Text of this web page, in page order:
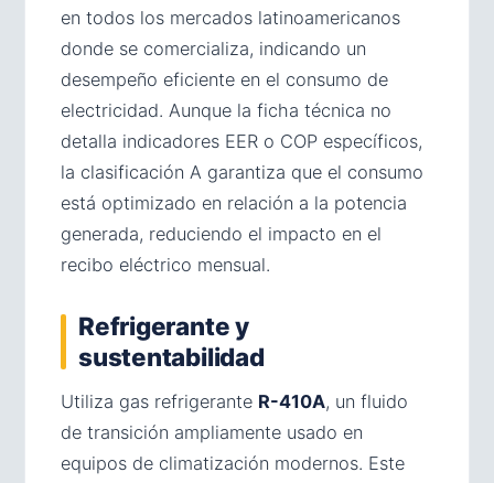
en todos los mercados latinoamericanos
donde se comercializa, indicando un
desempeño eficiente en el consumo de
electricidad. Aunque la ficha técnica no
detalla indicadores EER o COP específicos,
la clasificación A garantiza que el consumo
está optimizado en relación a la potencia
generada, reduciendo el impacto en el
recibo eléctrico mensual.
Refrigerante y
sustentabilidad
Utiliza gas refrigerante R-410A, un fluido
de transición ampliamente usado en
equipos de climatización modernos. Este